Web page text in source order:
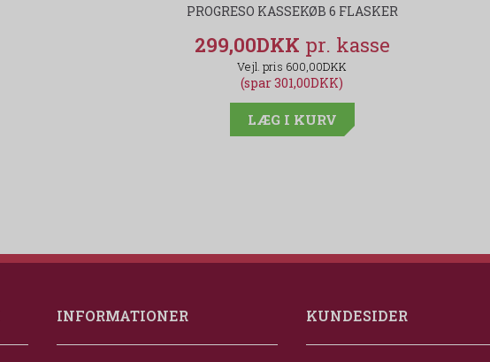
PROGRESO KASSEKØB 6 FLASKER
299,00DKK
600,00DKK
(spar 301,00DKK)
LÆG I KURV
INFORMATIONER KUNDESIDER